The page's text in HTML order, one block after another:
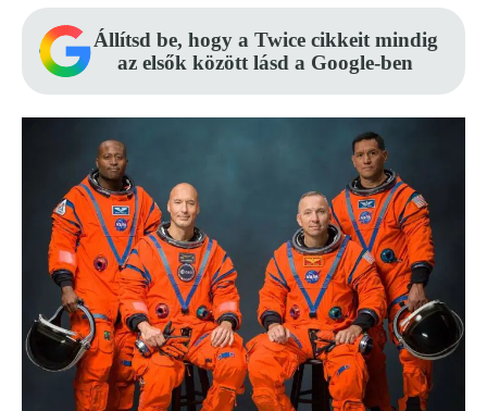
Állítsd be, hogy a Twice cikkeit mindig
az elsők között lásd a Google-ben